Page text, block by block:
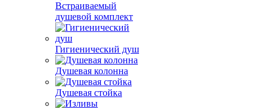
Встраиваемый
душевой комплект
Гигиенический душ
Душевая колонна
Душевая стойка